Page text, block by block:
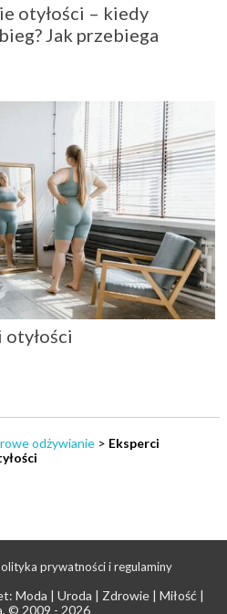
otyłości – kiedy
Jak przebiega
odżywianie > Eksperci
prywatności i regulaminy
Moda | Uroda | Zdrowie | Miłość |
, © 2009 - 2026